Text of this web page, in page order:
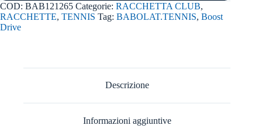
COD: BAB121265 Categorie: RACCHETTA CLUB,
RACCHETTE, TENNIS Tag: BABOLAT.TENNIS, Boost
Drive
Descrizione
Informazioni aggiuntive